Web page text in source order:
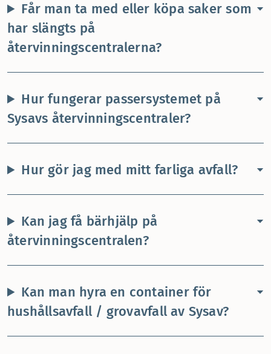
Får man ta med eller köpa saker som
har slängts på
återvinningscentralerna?
Hur fungerar passersystemet på
Sysavs återvinningscentraler?
Hur gör jag med mitt farliga avfall?
Kan jag få bärhjälp på
återvinningscentralen?
Kan man hyra en container för
hushållsavfall / grovavfall av Sysav?